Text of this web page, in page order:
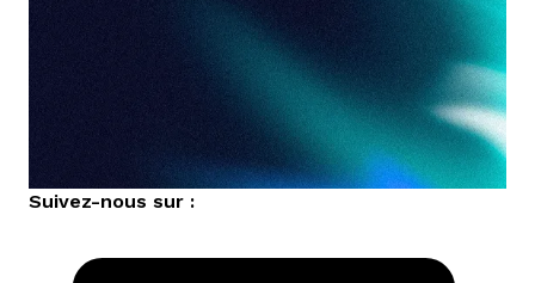
Suivez-nous sur :